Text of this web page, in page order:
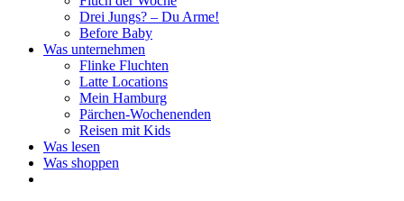
Drei Jungs? – Du Arme!
Before Baby
Was unternehmen
Flinke Fluchten
Latte Locations
Mein Hamburg
Pärchen-Wochenenden
Reisen mit Kids
Was lesen
Was shoppen